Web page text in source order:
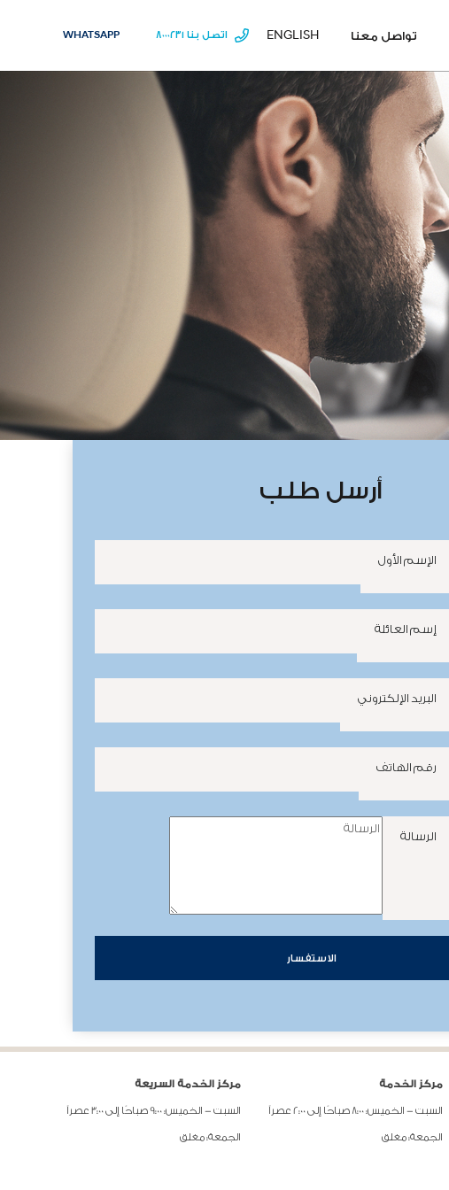
تواصل معنا ENGLISH اتصل بنا ٨٠٠٠٢٣١ WHATSAPP
أرسل طلب
الإسم الأول
إسم العائلة
البريد الإلكتروني
رقم الهاتف
الرسالة
مركز الخدمة
السبت - الخميس: 8:00 صباحًا إلى 2:00 عصراً
الجمعة: مغلق
مركز الخدمة السريعة
السبت - الخميس: 9:00 صباحًا إلى 3:00 عصراً
الجمعة: مغلق